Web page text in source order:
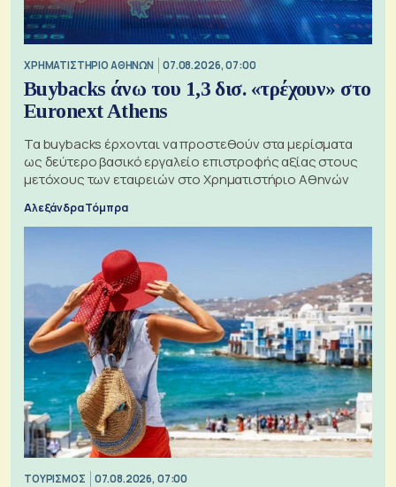
XΡΗΜΑΤΙΣΤΗΡΙΟ ΑΘΗΝΩΝ 07.08.2026, 07:00
Buybacks άνω του 1,3 δισ. «τρέχουν» στο
Euronext Athens
Τα buybacks έρχονται να προστεθούν στα μερίσματα
ως δεύτερο βασικό εργαλείο επιστροφής αξίας στους
μετόχους των εταιρειών στο Χρηματιστήριο Αθηνών
Αλεξάνδρα Τόμπρα
ΤΟΥΡΙΣΜΟΣ 07.08.2026, 07:00